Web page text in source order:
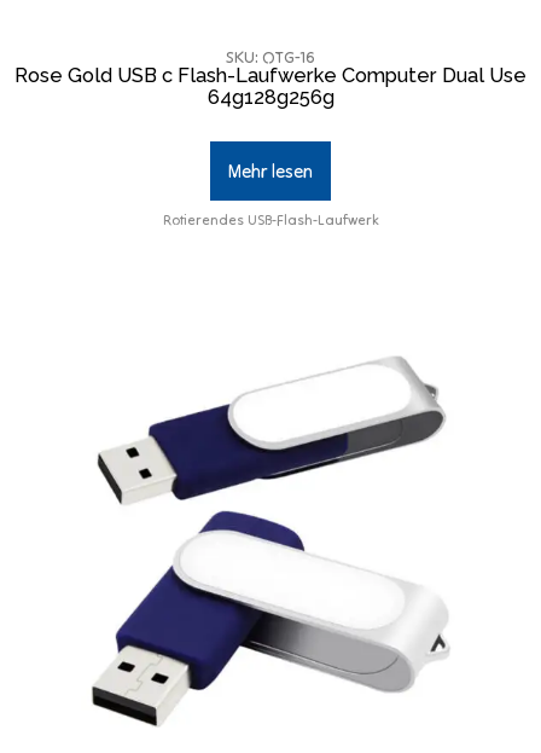
SKU: OTG-16
Rose Gold USB c Flash-Laufwerke Computer Dual Use
64g128g256g
Mehr lesen
Rotierendes USB-Flash-Laufwerk